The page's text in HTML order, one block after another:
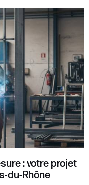
: votre projet
du-Rhône